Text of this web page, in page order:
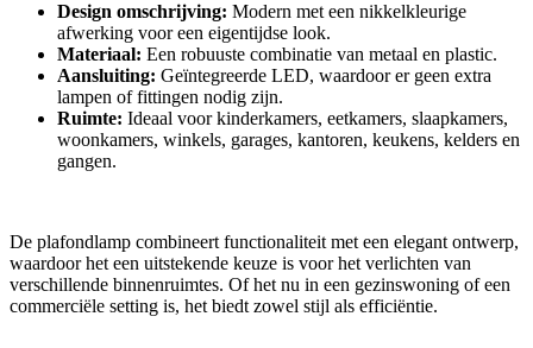
Design omschrijving: Modern met een nikkelkleurige
afwerking voor een eigentijdse look.
Materiaal: Een robuuste combinatie van metaal en plastic.
Aansluiting: Geïntegreerde LED, waardoor er geen extra
lampen of fittingen nodig zijn.
Ruimte: Ideaal voor kinderkamers, eetkamers, slaapkamers,
woonkamers, winkels, garages, kantoren, keukens, kelders en
gangen.
De plafondlamp combineert functionaliteit met een elegant ontwerp,
waardoor het een uitstekende keuze is voor het verlichten van
verschillende binnenruimtes. Of het nu in een gezinswoning of een
commerciële setting is, het biedt zowel stijl als efficiëntie.